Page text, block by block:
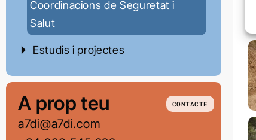
Coordinacions de Seguretat i
Salut
Estudis i projectes
A prop teu
a7di@a7di.com
CONTACTE